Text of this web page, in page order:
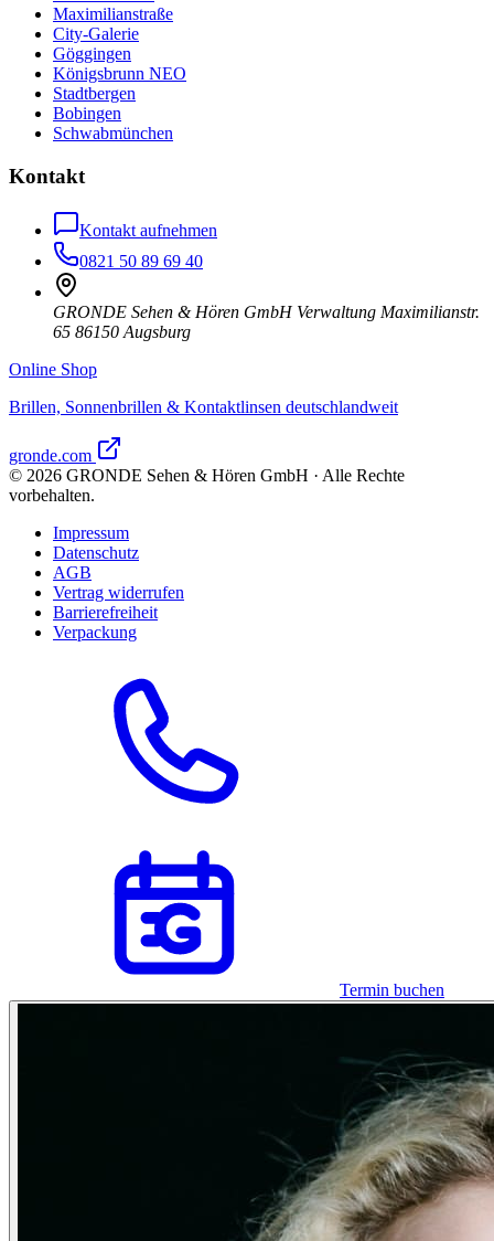
Maximilianstraße
City-Galerie
Göggingen
Königsbrunn NEO
Stadtbergen
Bobingen
Schwabmünchen
Kontakt
Kontakt aufnehmen
0821 50 89 69 40
GRONDE Sehen & Hören GmbH Verwaltung Maximilianstr.
65 86150 Augsburg
Online Shop
Brillen, Sonnenbrillen & Kontaktlinsen deutschlandweit
gronde.com
© 2026 GRONDE Sehen & Hören GmbH · Alle Rechte
vorbehalten.
Impressum
Datenschutz
AGB
Vertrag widerrufen
Barrierefreiheit
Verpackung
Termin buchen